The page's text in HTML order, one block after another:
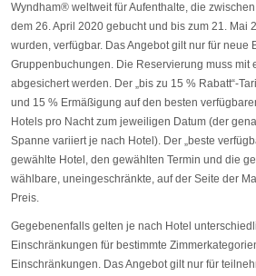
Wyndham® weltweit für Aufenthalte, die
dem 26. April 2020 gebucht und bis zum 21. Mai
wurden, verfügbar. Das Angebot gilt nur für neue
Gruppenbuchungen. Die Reservierung muss mit
abgesichert werden. Der „bis zu 15 % Rabatt“-
und 15 % Ermäßigung auf den besten
Hotels pro Nacht zum jeweiligen Datum (der
Spanne variiert je nach Hotel). Der „beste
gewählte Hotel, den gewählten Termin und die
wählbare, uneingeschränkte, auf der Seite der
Preis.
Gegebenenfalls gelten je nach Hotel
Einschränkungen für bestimmte
Einschränkungen. Das Angebot gilt nur für